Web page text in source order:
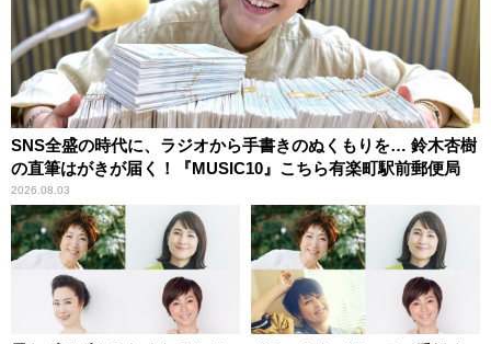
SNS全盛の時代に、ラジオから手書きのぬくもりを… 鈴木杏樹
の直筆はがきが届く！『MUSIC10』こちら有楽町駅前郵便局
2026.08.03